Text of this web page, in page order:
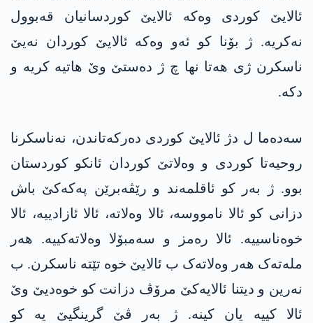
ئالایێ کوردی وەکە ئالایێ کوردسانیان قەبوول
نەکریە. ژ بۆنا کو ئەو وەکە ئالایێ کوردان نەیێ
ناسکرن ژی ھەتا نھا چ ژ دەستێ وێ ھاتیە کریە و
دکە.
سەدەما ل دژ ئالایێ کوردی دەرکەتاندن، نەناسکرنا
روحیەتا کوردی و وەلاتێ کوردان ئانکو کوردستان
بوو. ژ بەر کو ئاقلمەند و رێڤەبرێن پەکەکێ باش
دزانی کو ئالا نامووسە، ئالا وەلاتە، ئالا ئازادییە، ئالا
خوەناسییە. ئالا رەمز و سەمبۆلا وەلاتەکییە. ھەر
ملەتەک ھەر وەلاتەک ب ئالایێ خوە تێتە ناسکرن. ب
نەرین و دیتنا ئالایەکێ مرۆڤ دزانت کو خوەدیێ وێ
ئالا کییە یان کینە. ژ بەر ڤێ گرینگیێ یە کو